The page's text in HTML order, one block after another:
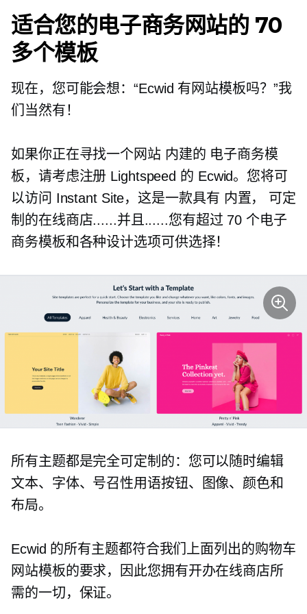
适合您的电子商务网站的 70
多个模板
现在，您可能会想：“Ecwid 有网站模板吗？”我
们当然有！
如果你正在寻找一个网站 内建的 电子商务模
板，请考虑注册 Lightspeed 的 Ecwid。您将可
以访问 Instant Site，这是一款具有 内置，
可定
制的在线商店......并且......您有超过 70 个电子
商务模板和各种设计选项可供选择！
所有主题都是完全可定制的：您可以随时编辑
文本、字体、号召性用语按钮、图像、颜色和
布局。
Ecwid 的所有主题都符合我们上面列出的购物车
网站模板的要求，因此您拥有开办在线商店所
需的一切，保证。